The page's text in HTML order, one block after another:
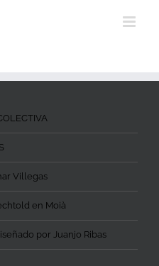
Villegas
en Moià
por Juanjo Ribas